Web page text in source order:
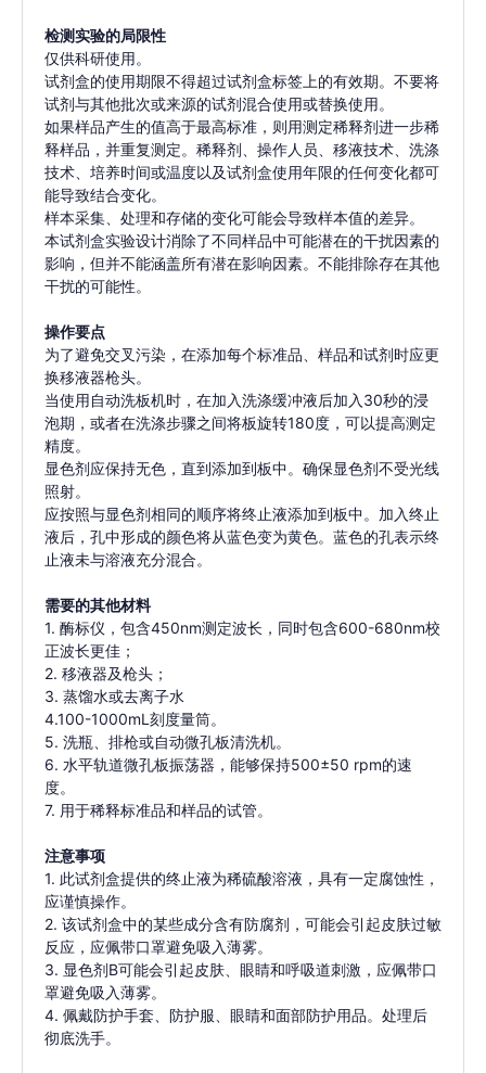
检测实验的局限性
仅供科研使用。
试剂盒的使用期限不得超过试剂盒标签上的有效期。不要将
试剂与其他批次或来源的试剂混合使用或替换使用。
如果样品产生的值高于最高标准，则用测定稀释剂进一步稀
释样品，并重复测定。稀释剂、操作人员、移液技术、洗涤
技术、培养时间或温度以及试剂盒使用年限的任何变化都可
能导致结合变化。
样本采集、处理和存储的变化可能会导致样本值的差异。
本试剂盒实验设计消除了不同样品中可能潜在的干扰因素的
影响，但并不能涵盖所有潜在影响因素。不能排除存在其他
干扰的可能性。
操作要点
为了避免交叉污染，在添加每个标准品、样品和试剂时应更
换移液器枪头。
当使用自动洗板机时，在加入洗涤缓冲液后加入30秒的浸
泡期，或者在洗涤步骤之间将板旋转180度，可以提高测定
精度。
显色剂应保持无色，直到添加到板中。确保显色剂不受光线
照射。
应按照与显色剂相同的顺序将终止液添加到板中。加入终止
液后，孔中形成的颜色将从蓝色变为黄色。蓝色的孔表示终
止液未与溶液充分混合。
需要的其他材料
1. 酶标仪，包含450nm测定波长，同时包含600-680nm校
正波长更佳；
2. 移液器及枪头；
3. 蒸馏水或去离子水
4.100-1000mL刻度量筒。
5. 洗瓶、排枪或自动微孔板清洗机。
6. 水平轨道微孔板振荡器，能够保持500±50 rpm的速
度。
7. 用于稀释标准品和样品的试管。
注意事项
1. 此试剂盒提供的终止液为稀硫酸溶液，具有一定腐蚀性，
应谨慎操作。
2. 该试剂盒中的某些成分含有防腐剂，可能会引起皮肤过敏
反应，应佩带口罩避免吸入薄雾。
3. 显色剂B可能会引起皮肤、眼睛和呼吸道刺激，应佩带口
罩避免吸入薄雾。
4. 佩戴防护手套、防护服、眼睛和面部防护用品。处理后
彻底洗手。